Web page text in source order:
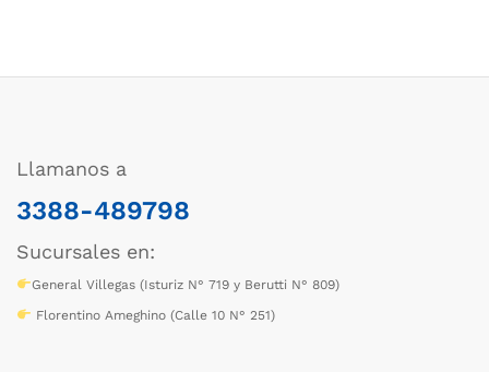
Llamanos a
3388-489798
Sucursales en:
General Villegas (Isturiz N° 719 y Berutti N° 809)
Florentino Ameghino (Calle 10 N° 251)